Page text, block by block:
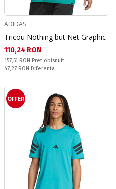
ADIDAS
Tricou Nothing but Net Graphic
Текуща цена:
110,24 RON
Pret obisnuit:
157,51 RON Pret obisnuit
Спестявате:
47,27 RON Diferenta
OFFER